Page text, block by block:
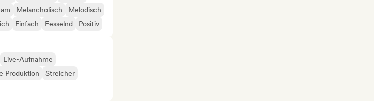
Melancholisch
Melodisch
Einfach Fesselnd Positiv
Live-Aufnahme
Produktion
Streicher